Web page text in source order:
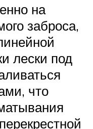
на
заброса,
лески под
что